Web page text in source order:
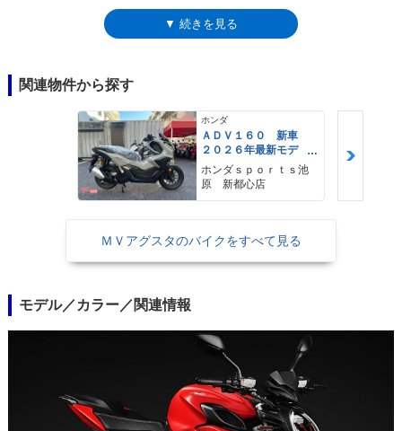
ツのF3 675/800用に開発された逆回転クランクを特徴とするもの。F3 800
同様に、スーパースポーツレース用の675ccエンジンのピストンストロー
で送られるライドバイワイヤを採用し、ライディングモードは4種類（プ
リセット3+カスタム設定）から選択できた。2016年モデルで仕様変更を
受け、外観を一新するとともに、フレームも新しくなった。これにより、
ホイールベースが従来比20mm延びて1,400mmになり、トレール量も増加
するなどのディメンション変更があった。ブルターレ800は、2015年から
上位モデルとしてブルターレ800RRがラインナップされるなど、バリエー
ション展開のベースモデルとなっていった。そのベースモデルの名称も
800」へ回帰した。798cc３気筒の逆回転クランクのエンジンは、欧州で
の環境規制ユーロ5+への対応を済ませており、6軸IMU（慣性測定ユニッ
▼ 続きを見る
関連物件から探す
ホンダ
ＡＤＶ１６０ 新車
２０２６年最新モデ
ル パールスモーキー
グレー スマートキ
ー ２９Ｌメットイ
ホンダｓｐｏｒｔｓ池
原 新都心店
ＭＶアグスタのバイクをすべて見る
モデル／カラー／関連情報